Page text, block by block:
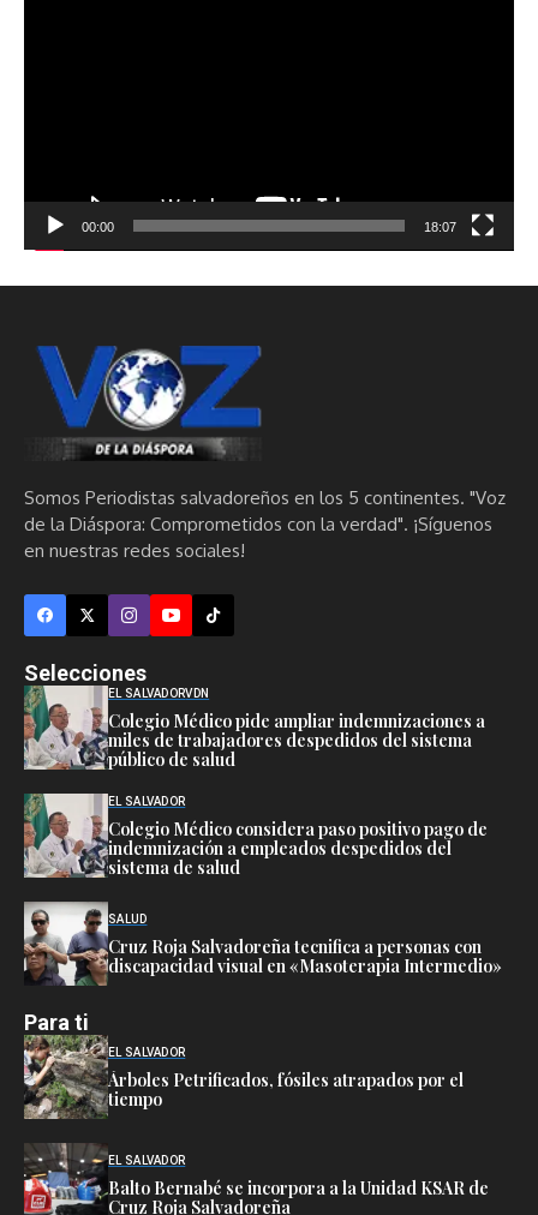
00:00 18:07
Somos Periodistas salvadoreños en los 5 continentes. "Voz
de la Diáspora: Comprometidos con la verdad". ¡Síguenos
en nuestras redes sociales!
Selecciones
EL SALVADORVDN
Colegio Médico pide ampliar indemnizaciones a
miles de trabajadores despedidos del sistema
público de salud
EL SALVADOR
Colegio Médico considera paso positivo pago de
indemnización a empleados despedidos del
sistema de salud
SALUD
Cruz Roja Salvadoreña tecnifica a personas con
discapacidad visual en «Masoterapia Intermedio»
Para ti
EL SALVADOR
Árboles Petrificados, fósiles atrapados por el
tiempo
EL SALVADOR
Balto Bernabé se incorpora a la Unidad KSAR de
Cruz Roja Salvadoreña